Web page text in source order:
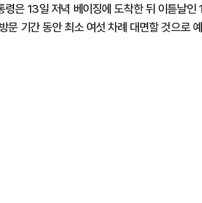
령은 13일 저녁 베이징에 도착한 뒤 이튿날
문 기간 동안 최소 여섯 차례 대면할 것으로